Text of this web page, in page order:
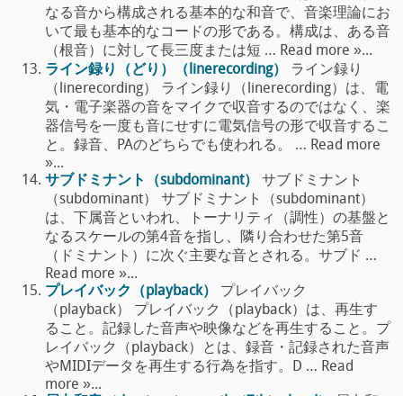
なる音から構成される基本的な和音で、音楽理論にお
いて最も基本的なコードの形である。構成は、ある音
（根音）に対して長三度または短 … Read more »...
ライン録り（どり）（linerecording）
ライン録り
（linerecording） ライン録り（linerecording）は、電
気・電子楽器の音をマイクで収音するのではなく、楽
器信号を一度も音にせすに電気信号の形で収音するこ
と。録音、PAのどちらでも使われる。 … Read more
»...
サブドミナント（subdominant）
サブドミナント
（subdominant） サブドミナント（subdominant）
は、下属音といわれ、トーナリティ（調性）の基盤と
なるスケールの第4音を指し、隣り合わせた第5音
（ドミナント）に次ぐ主要な音とされる。サブド …
Read more »...
プレイバック（playback）
プレイバック
（playback） プレイバック（playback）は、再生す
ること。記録した音声や映像などを再生すること。プ
レイバック（playback）とは、録音・記録された音声
やMIDIデータを再生する行為を指す。D … Read
more »...